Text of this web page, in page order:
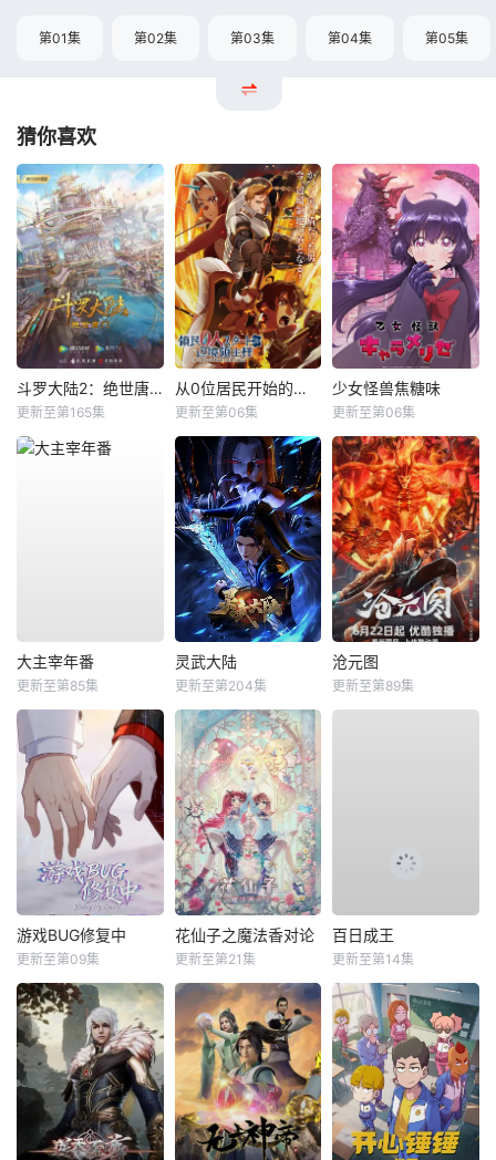
第01集 第02集 第03集 第04集 第05集
猜你喜欢
斗罗大陆2：绝世唐门
更新至第165集
从0位居民开始的边境领主大人
更新至第06集
少女怪兽焦糖味
更新至第06集
大主宰年番
更新至第85集
灵武大陆
更新至第204集
沧元图
更新至第89集
游戏BUG修复中
更新至第09集
花仙子之魔法香对论
更新至第21集
百日成王
更新至第14集